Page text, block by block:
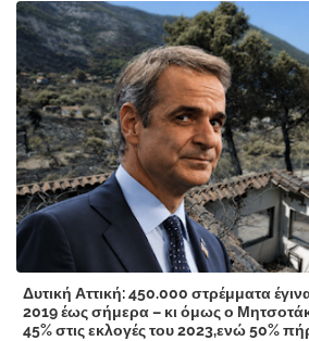
Δυτική Αττική: 450.000 στρέμματα
2019 έως σήμερα – κι όμως ο
45% στις εκλογές του 2023,ενώ 50%